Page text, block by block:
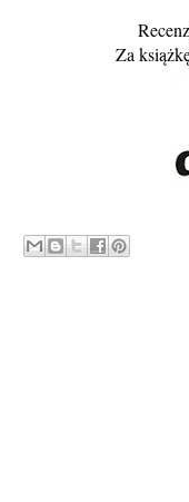
Za